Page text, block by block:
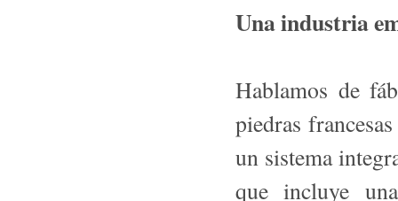
Una industria
Hablamos de
piedras
un sistema
que incluye